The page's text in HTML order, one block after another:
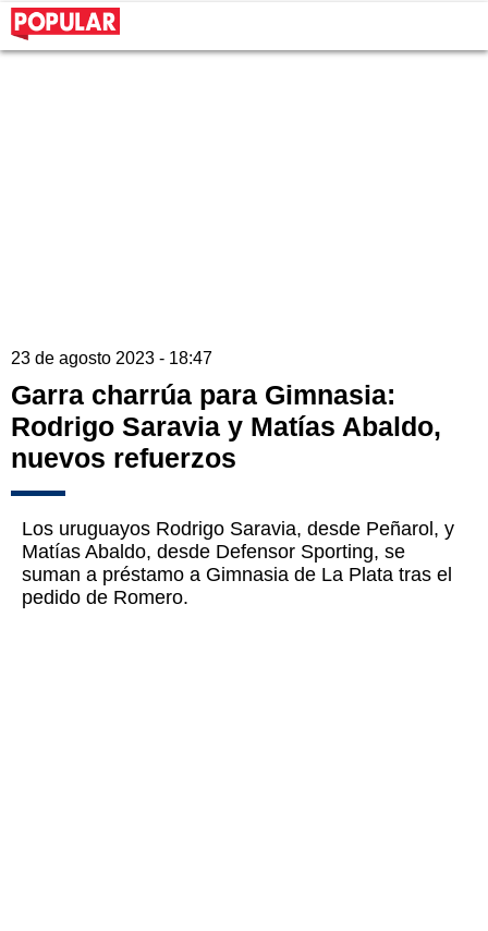
23 de agosto 2023 - 18:47
Garra charrúa para Gimnasia:
Rodrigo Saravia y Matías Abaldo,
nuevos refuerzos
Los uruguayos Rodrigo Saravia, desde Peñarol, y
Matías Abaldo, desde Defensor Sporting, se
suman a préstamo a Gimnasia de La Plata tras el
pedido de Romero.